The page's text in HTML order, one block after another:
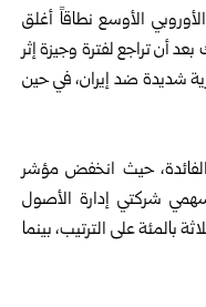
وذكرت رويترز أن المؤشر ستوكس 600 الأوروبي الأوسع نطاقاً أغلق
621.53 نقطة، وذلك بعد أن تراجع لفترة وجيزة إثر
شديدة ضد إيران، في حين
الفائدة، حيث انخفض مؤشر
مع تراجع سهمي شركتي إدارة الأصول
جروب) 4.7 بالمئة وثلاثة بالمئة على الترتيب، بينما